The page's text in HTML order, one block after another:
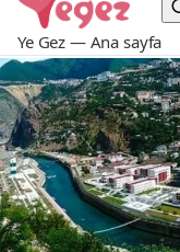
Ye Gez — Ana sayfa